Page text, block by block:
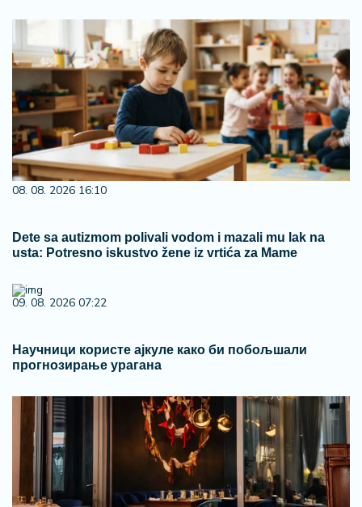
08. 08. 2026 16:10
Dete sa autizmom polivali vodom i mazali mu lak na
usta: Potresno iskustvo žene iz vrtića za Mame
09. 08. 2026 07:22
Научници користе ајкуле како би побољшали
прогнозирање урагана